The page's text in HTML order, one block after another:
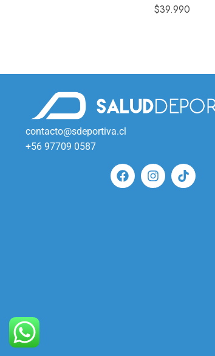
$39.990
contacto@sdeportiva.cl
+56 97709 0587